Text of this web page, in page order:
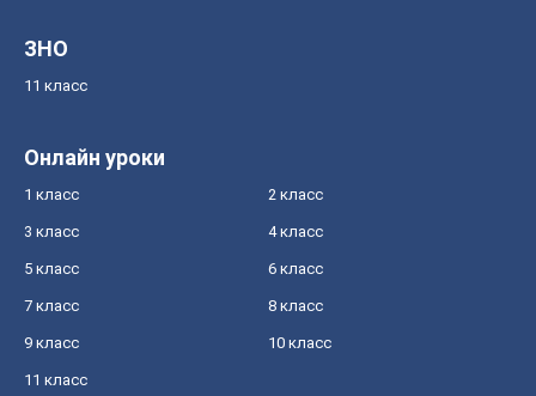
ЗНО
11 класс
Онлайн уроки
1 класс 2 класс
3 класс 4 класс
5 класс 6 класс
7 класс 8 класс
9 класс 10 класс
11 класс